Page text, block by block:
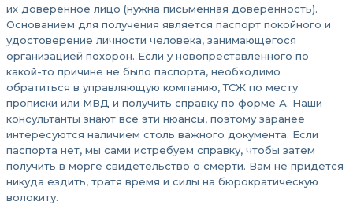
их доверенное лицо (нужна письменная доверенность).
Основанием для получения является паспорт покойного и
удостоверение личности человека, занимающегося
организацией похорон. Если у новопреставленного по
какой-то причине не было паспорта, необходимо
обратиться в управляющую компанию, ТСЖ по месту
прописки или МВД и получить справку по форме А. Наши
консультанты знают все эти нюансы, поэтому заранее
интересуются наличием столь важного документа. Если
паспорта нет, мы сами истребуем справку, чтобы затем
получить в морге свидетельство о смерти. Вам не придется
никуда ездить, тратя время и силы на бюрократическую
волокиту.